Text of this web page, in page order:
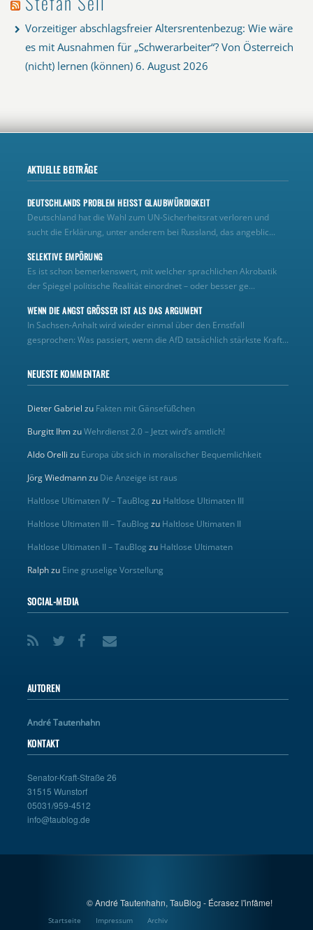
Vorzeitiger abschlagsfreier Altersrentenbezug: Wie wäre
es mit Ausnahmen für „Schwerarbeiter“? Von Österreich
(nicht) lernen (können) 6. August 2026
AKTUELLE BEITRÄGE
DEUTSCHLANDS PROBLEM HEISST GLAUBWÜRDIGKEIT
Deutschland hat die Wahl zum UN‑Sicherheitsrat verloren und
sucht die Erklärung, unter anderem bei Russland, das angeblic...
SELEKTIVE EMPÖRUNG
Es ist schon bemerkenswert, mit welcher sprachlichen Akrobatik
der Spiegel politische Realität einordnet – oder besser ge...
WENN DIE ANGST GRÖSSER IST ALS DAS ARGUMENT
In Sachsen-Anhalt wird wieder einmal über den Ernstfall
gesprochen: Was passiert, wenn die AfD tatsächlich stärkste Kraft...
NEUESTE KOMMENTARE
Dieter Gabriel zu Fakten mit Gänsefüßchen
Burgitt IhmzuWehrdienst 2.0 – Jetzt wird’s amtlich!
Aldo Orelli zu Europa übt sich in moralischer Bequemlichkeit
Jörg Wiedmannzu Die Anzeige ist raus
Haltlose Ultimaten IV – TauBlog zu Haltlose Ultimaten III
Haltlose Ultimaten III – TauBlog zu Haltlose Ultimaten II
Haltlose Ultimaten II – TauBlog zu Haltlose Ultimaten
Ralphzu Eine gruselige Vorstellung
SOCIAL-MEDIA
AUTOREN
André Tautenhahn
KONTAKT
Senator-Kraft-Straße 26
31515 Wunstorf
05031/959-4512
info@taublog.de
© André Tautenhahn, TauBlog - Écrasez l'infâme!
Startseite Impressum Archiv